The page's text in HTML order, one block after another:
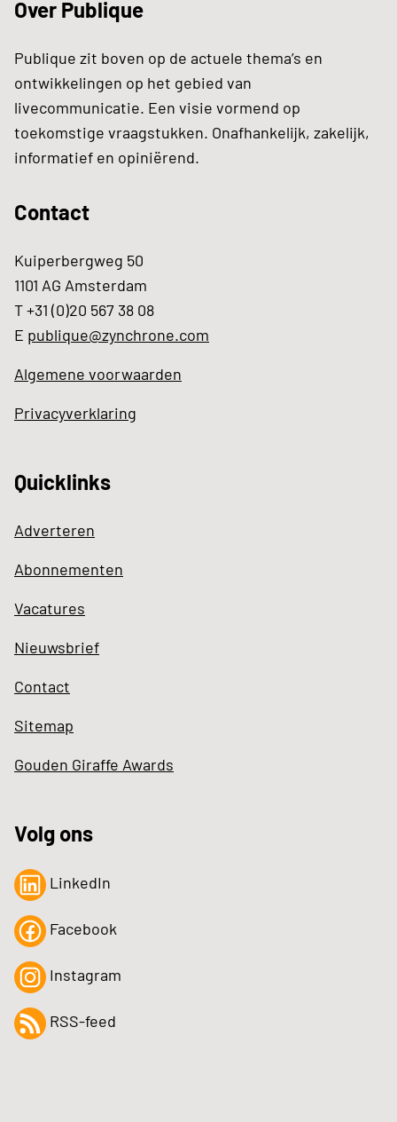
Over Publique
Publique zit boven op de actuele thema’s en
ontwikkelingen op het gebied van
livecommunicatie. Een visie vormend op
toekomstige vraagstukken. Onafhankelijk, zakelijk,
informatief en opiniërend.
Contact
Kuiperbergweg 50
1101 AG Amsterdam
T +31 (0)20 567 38 08
E publique@zynchrone.com
Algemene voorwaarden
Privacyverklaring
Quicklinks
Adverteren
Abonnementen
Vacatures
Nieuwsbrief
Contact
Sitemap
Gouden Giraffe Awards
Volg ons
LinkedIn
Facebook
Instagram
RSS-feed